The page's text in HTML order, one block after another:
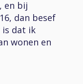
en bij
dan besef
is dat ik
wonen en